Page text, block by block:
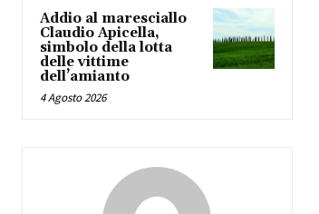
Addio al maresciallo
Claudio Apicella,
simbolo della lotta
delle vittime
dell’amianto
4 Agosto 2026